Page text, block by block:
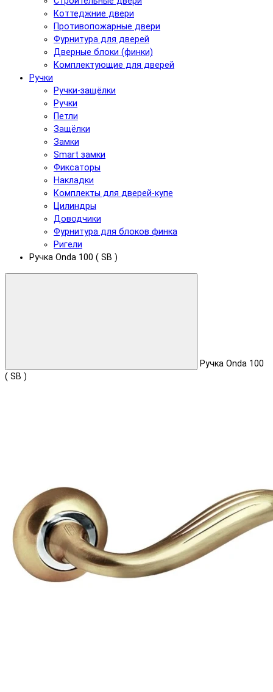
Коттеджние двери
Противопожарные двери
Фурнитура для дверей
Дверные блоки (финки)
Комплектующие для дверей
Ручки
Ручки-защёлки
Ручки
Петли
Защёлки
Замки
Smart замки
Фиксаторы
Накладки
Комплекты для дверей-купе
Цилиндры
Доводчики
Фурнитура для блоков финка
Ригели
Ручка Onda 100 ( SB )
Ручка Onda 100
( SB )